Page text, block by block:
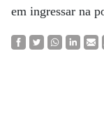
em ingressar na